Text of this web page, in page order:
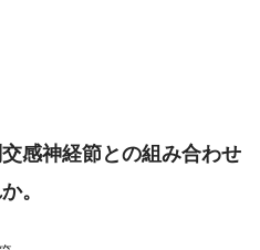
感神経節との組み合わせ
。